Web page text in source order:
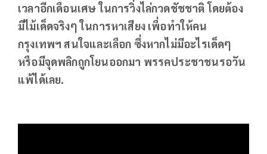
เวลาอีกเดือนเศษ ในการวิ่งไล่กวดชัชชาติ โดยต้อง
มีไม้เด็ดจริงๆ ในการหาเสียง เพื่อทำให้คน
กรุงเทพฯ สนใจและเลือก ซึ่งหากไม่มีอะไรเด็ดๆ
หรือมีจุดพลิกถูกโยนออกมา พรรคประชาชนรอวัน
แพ้ได้เลย.